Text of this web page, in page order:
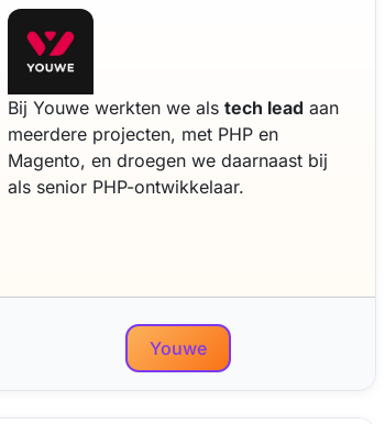
Bij Youwe werkten we als tech lead aan
meerdere projecten, met PHP en
Magento, en droegen we daarnaast bij
als senior PHP-ontwikkelaar.
Youwe